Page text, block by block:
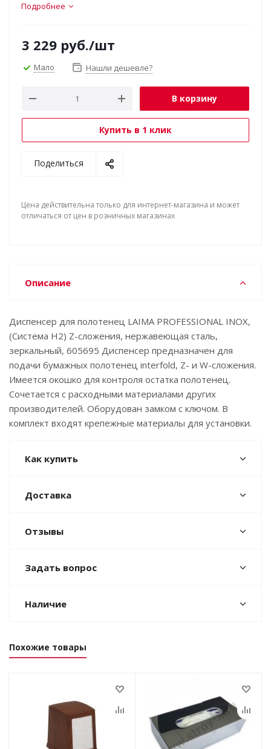
Подробнее
3 229 руб./шт
Мало Нашли дешевле?
В корзину
Купить в 1 клик
Поделиться
Цена действительна только для интернет-магазина и может
отличаться от цен в розничных магазинах
Описание
Диспенсер для полотенец LAIMA PROFESSIONAL INOX,
(Система H2) Z-сложения, нержавеющая сталь,
зеркальный, 605695 Диспенсер предназначен для
подачи бумажных полотенец interfold, Z- и W-сложения.
Имеется окошко для контроля остатка полотенец.
Сочетается с расходными материалами других
производителей. Оборудован замком с ключом. В
комплект входят крепежные материалы для установки.
Как купить
Доставка
Отзывы
Задать вопрос
Наличие
Похожие товары